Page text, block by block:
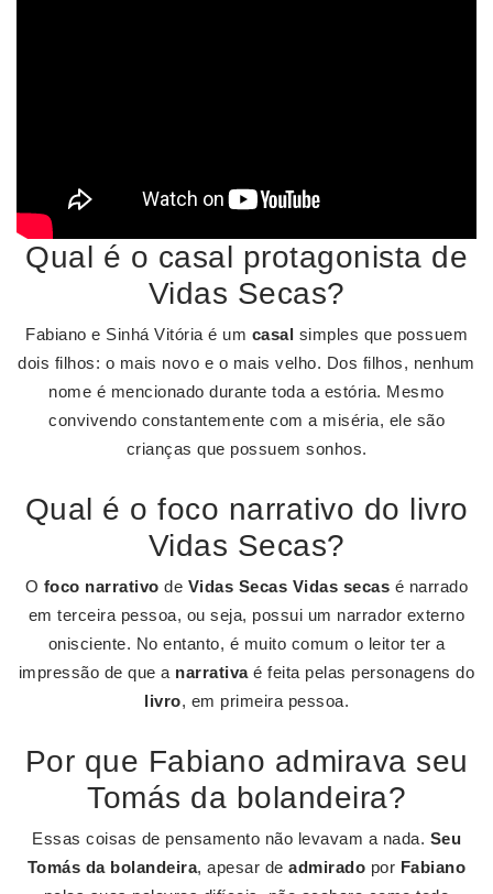
Qual é o casal protagonista de
Vidas Secas?
Fabiano e Sinhá Vitória é um casal simples que possuem
dois filhos: o mais novo e o mais velho. Dos filhos, nenhum
nome é mencionado durante toda a estória. Mesmo
convivendo constantemente com a miséria, ele são
crianças que possuem sonhos.
Qual é o foco narrativo do livro
Vidas Secas?
O foco narrativo de Vidas Secas Vidas secas é narrado
em terceira pessoa, ou seja, possui um narrador externo
onisciente. No entanto, é muito comum o leitor ter a
impressão de que a narrativaé feita pelas personagens do
livro, em primeira pessoa.
Por que Fabiano admirava seu
Tomás da bolandeira?
Essas coisas de pensamento não levavam a nada. Seu
Tomás da bolandeira, apesar deadmirado por Fabiano